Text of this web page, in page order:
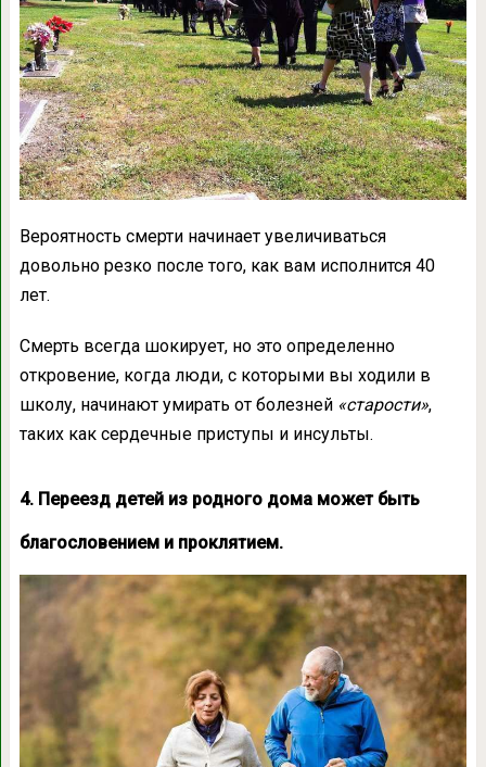
Вероятность смерти начинает увеличиваться
довольно резко после того, как вам исполнится 40
лет.
Смерть всегда шокирует, но это определенно
откровение, когда люди, с которыми вы ходили в
школу, начинают умирать от болезней «старости»,
таких как сердечные приступы и инсульты.
4. Переезд детей из родного дома может быть
благословением и проклятием.